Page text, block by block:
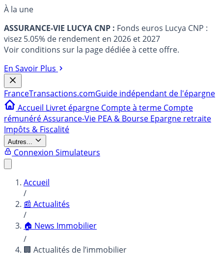
À la une
ASSURANCE-VIE LUCYA CNP : Fonds euros Lucya CNP :
visez 5.05% de rendement en 2026 et 2027
Voir conditions sur la page dédiée à cette offre.
En Savoir Plus
FranceTransactions.comGuide indépendant de l'épargne
Accueil Livret épargne Compte à terme Compte
rémunéréAssurance-Vie PEA & Bourse Epargne retraite
Impôts & Fiscalité
Autres...
Connexion Simulateurs
Accueil
/
📰 Actualités
/
🏠 News Immobilier
/
🏢 Actualités de l’immobilier